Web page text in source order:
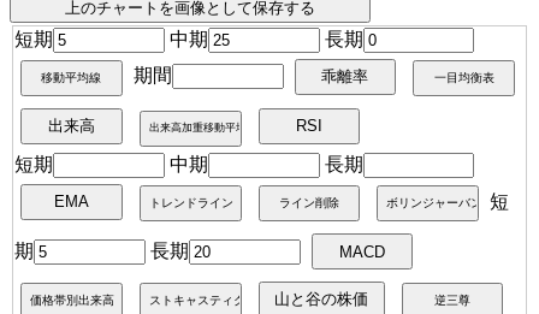
短期 中期
長期
期間
短期 中期
長期
短
期 長期